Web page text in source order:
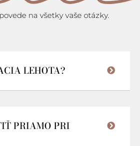
na všetky vaše otázky.
LEHOTA?
PRIAMO PRI